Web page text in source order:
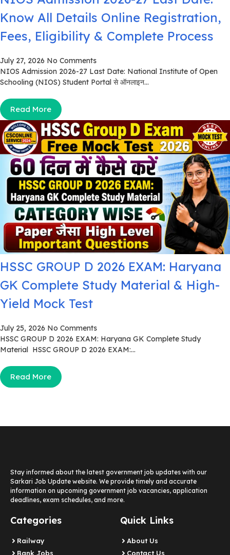
Know All Details Online Registration,
Fees, Eligibility & Complete Process
July 27, 2026 No Comments
NIOS Admission 2026-27 Last Date: National Institute of Open
Schooling (NIOS) Student Portal से ऑनलाइन...
Read More
HSSC GROUP D 2026 EXAM: Haryana
GK Complete Study Material & High-
Yield Mock Test
July 25, 2026 No Comments
HSSC GROUP D 2026 EXAM: Haryana GK Complete Study
Material HSSC GROUP D 2026 EXAM:...
Read More
Stay informed about the latest government job updates with our
Sarkari Job Update website. We provide timely and accurate
information on upcoming government job vacancies, application
deadlines, exam schedules, and more.
Categories
Railway
Bank Jobs
Quick Links
About Us
Contact Us